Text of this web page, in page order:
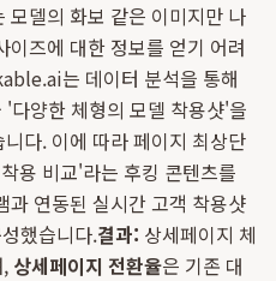
모델의 화보 같은 이미지만 나
즈에 대한 정보를 얻기 어려
는 데이터 분석을 통해
다양한 체형의 모델 착용샷'을
다. 이에 따라 페이지 최상단
용 비교'라는 후킹 콘텐츠를
과 연동된 실시간 고객 착용샷
했습니다.결과: 상세페이지 체
상세페이지 전환율은 기존 대